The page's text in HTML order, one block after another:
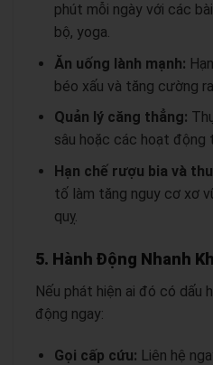
phút mỗi ngày với các
bộ, yoga.
Ăn uống lành mạnh:
béo xấu và tăng cường
Quản lý căng thẳng:
sâu hoặc các hoạt động
Hạn chế rượu bia và
tố làm tăng nguy cơ xơ
quỵ.
5. Hành Động Nhanh
Nếu phát hiện ai đó có dấu
động ngay:
Gọi cấp cứu: Liên hệ